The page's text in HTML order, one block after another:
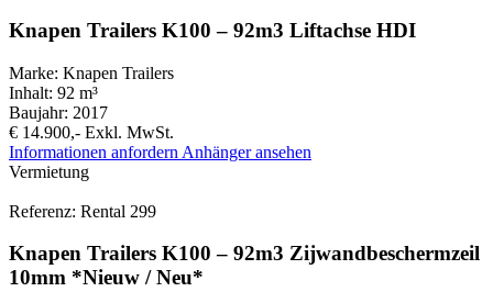
Knapen Trailers K100 – 92m3 Liftachse HDI
Marke: Knapen Trailers
Inhalt: 92 m³
Baujahr: 2017
€ 14.900,- Exkl. MwSt.
Informationen anfordern Anhänger ansehen
Vermietung
Referenz: Rental 299
Knapen Trailers K100 – 92m3 Zijwandbeschermzeil
10mm *Nieuw / Neu*